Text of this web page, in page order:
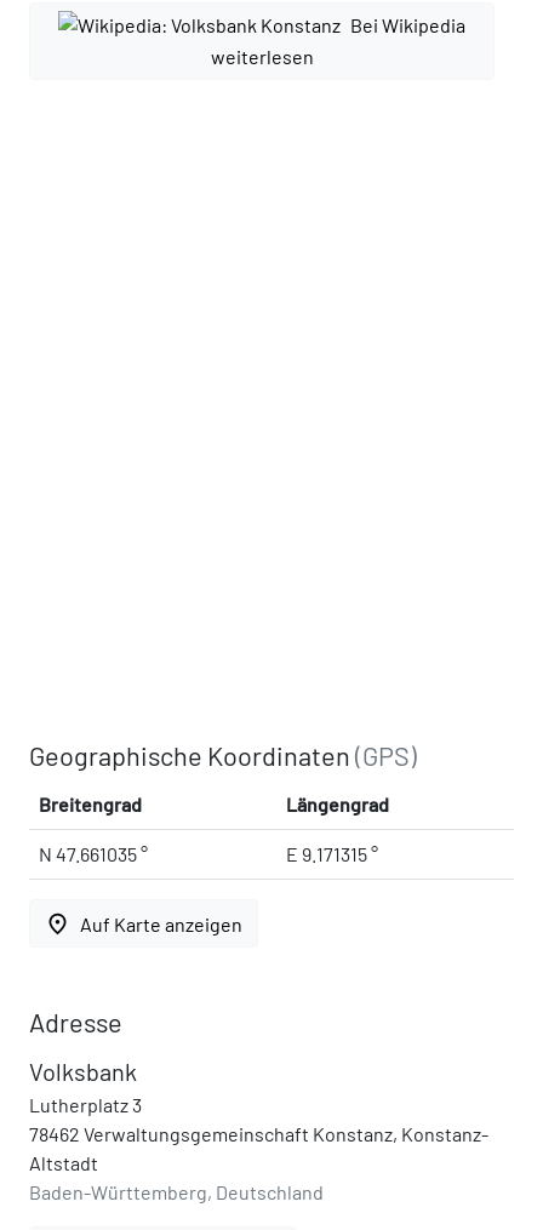
Bei Wikipedia
weiterlesen
Geographische Koordinaten(GPS)
Breitengrad Längengrad
N 47.661035 ° E 9.171315 °
place Auf Karte anzeigen
Adresse
Volksbank
Lutherplatz 3
78462 Verwaltungsgemeinschaft Konstanz, Konstanz-
Altstadt
Baden-Württemberg, Deutschland